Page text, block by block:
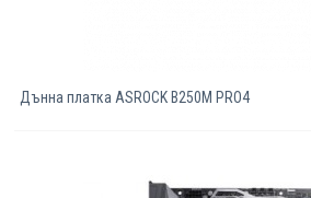
Дънна платка ASROCK B250M PRO4